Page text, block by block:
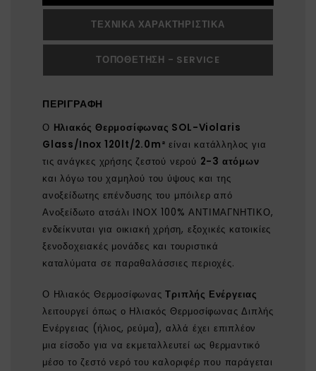
ΤΕΧΝΙΚΆ ΧΑΡΑΚΤΗΡΙΣΤΙΚΆ
ΤΟΠΟΘΈΤΗΣΗ - SERVICE
ΠΕΡΙΓΡΑΦΉ
Ο Ηλιακός Θερμοσίφωνας SOL-Violaris
Glass/Inox 120lt/2.0m² είναι κατάλληλος για
τις ανάγκες χρήσης ζεστού νερού 2-3 ατόμων
και λόγω του χαμηλού του ύψους και της
ανοξείδωτης επένδυσης του μπόιλερ από
Ανοξείδωτο ατσάλι ΙΝΟΧ 100% ΑΝΤΙΜΑΓΝΗΤΙΚΟ,
ενδείκνυται για οικιακή χρήση, εξοχικές κατοικίες
ξενοδοχειακές μονάδες και τουριστικά
καταλύματα σε παραθαλάσσιες περιοχές.
Ο Ηλιακός ΘερμοσίφωναςΤριπλής Ενέργειας
λειτουργεί όπως ο Ηλιακός Θερμοσίφωνας Διπλής
Ενέργειας (ήλιος, ρεύμα), αλλά έχει επιπλέον
μια είσοδο για να εκμεταλλευτεί ως θερμαντικό
μέσο το ζεστό νερό του καλοριφέρ που παράγεται